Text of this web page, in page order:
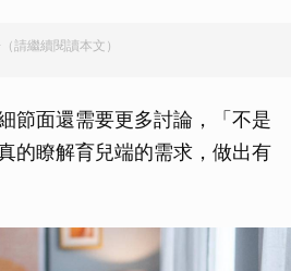
請繼續閱讀本文）
節面還需要更多討論，「不是
的瞭解育兒端的需求，做出有